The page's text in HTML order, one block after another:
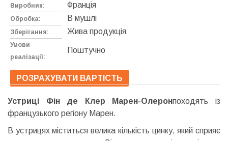
Виробник: Франція
Обробка: В мушлі
Зберігання: Жива продукція
Умови
реалізації:
Поштучно
РОЗРАХУВАТИ ВАРТІСТЬ
Устриці Фін де Клер Марен-Олеронпоходять із
французького регіону Марен.
В устрицях міститься велика кількість цинку, який сприяє